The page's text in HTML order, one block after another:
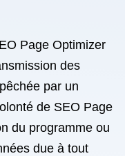
Page Optimizer
des
par un
de SEO Page
du programme ou
due à tout